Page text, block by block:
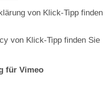
von Klick-Tipp finden
von Klick-Tipp finden Sie
für Vimeo